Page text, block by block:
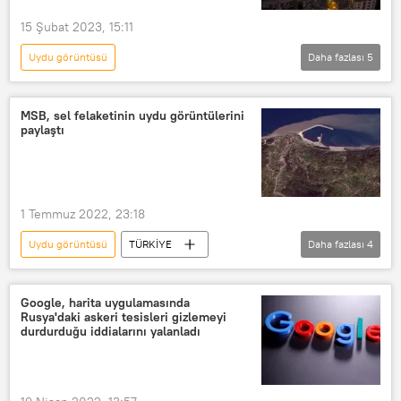
15 Şubat 2023, 15:11
Uydu görüntüsü
6 Şubat 2023 Kahramanmaraş Depremi
Deprem
Antakya
Hatay
Roscosmos
Daha fazlası 5
MSB, sel felaketinin uydu görüntülerini
paylaştı
1 Temmuz 2022, 23:18
Uydu görüntüsü
TÜRKİYE
Milli Savunma Bakanlığı (MSB)
Sel
Uydu
Göktürk-1
Daha fazlası 4
Google, harita uygulamasında
Rusya'daki askeri tesisleri gizlemeyi
durdurduğu iddialarını yalanladı